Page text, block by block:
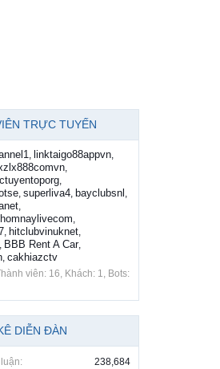
TRỰC TUYẾN
, linktaigo88appvn,
,
,
, superliva4, bayclubsnl ,
,
,
, hitclubvinuknet,
, BBB Rent A Car,
, cakhiazctv
viên: 16, Khách: 1, Bots:
DIỄN ĐÀN
238,684